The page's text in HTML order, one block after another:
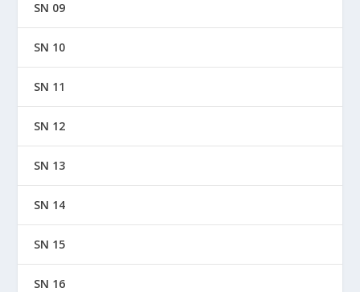
SN 09
SN 10
SN 11
SN 12
SN 13
SN 14
SN 15
SN 16